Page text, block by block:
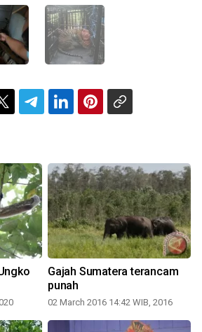
Gajah Sumatera terancam
punah
02 March 2016 14:42 WIB, 2016